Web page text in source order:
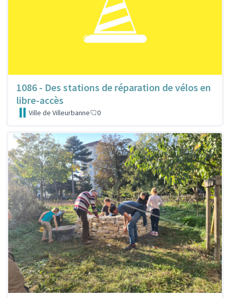
1086 - Des stations de réparation de vélos en
libre-accès
Ville de Villeurbanne 0